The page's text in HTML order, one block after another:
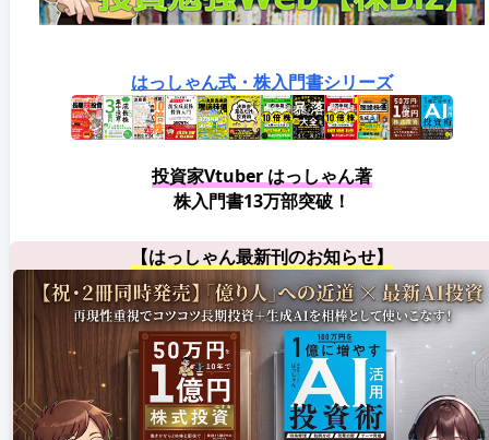
はっしゃん式・株入門書シリーズ
投資家Vtuber はっしゃん著
株入門書13万部突破！
【はっしゃん最新刊のお知らせ】